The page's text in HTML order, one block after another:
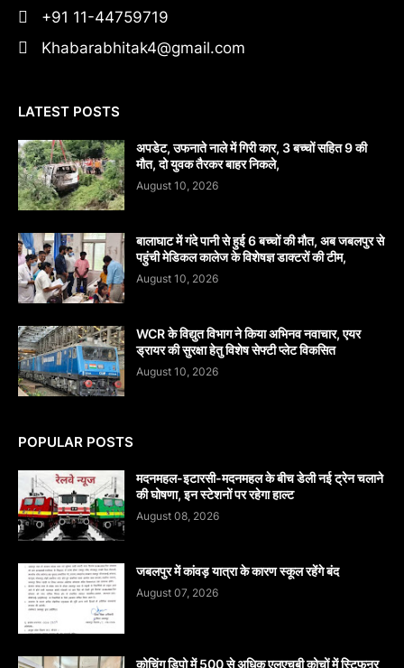
+91 11-44759719
Khabarabhitak4@gmail.com
LATEST POSTS
अपडेट, उफनाते नाले में गिरी कार, 3 बच्चों सहित 9 की
मौत, दो युवक तैरकर बाहर निकले,
August 10, 2026
बालाघाट में गंदे पानी से हुई 6 बच्चों की मौत, अब जबलपुर से
पहुंची मेडिकल कालेज के विशेषज्ञ डाक्टरों की टीम,
August 10, 2026
WCR के विद्युत विभाग ने किया अभिनव नवाचार, एयर
ड्रायर की सुरक्षा हेतु विशेष सेफ्टी प्लेट विकसित
August 10, 2026
POPULAR POSTS
मदनमहल-इटारसी-मदनमहल के बीच डेली नई ट्रेन चलाने
की घोषणा, इन स्टेशनों पर रहेगा हाल्ट
August 08, 2026
जबलपुर में कांवड़ यात्रा के कारण स्कूल रहेंगे बंद
August 07, 2026
कोचिंग डिपो में 500 से अधिक एलएचबी कोचों में स्टिफऩर